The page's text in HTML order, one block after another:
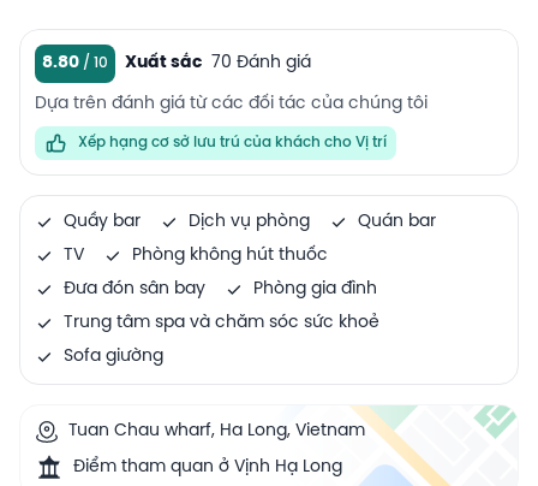
8.80 Xuất sắc 70 Đánh giá
Dựa trên đánh giá từ các đối tác của chúng tôi
Xếp hạng cơ sở lưu trú của khách cho Vị trí
Quầy bar Dịch vụ phòng
Quán bar
TV
Phòng không hút thuốc
Đưa đón sân bay
Phòng gia đình
Trung tâm spa và chăm sóc sức khoẻ
Sofa giường
Tuan Chau wharf, Ha Long, Vietnam
Điểm tham quan ở Vịnh Hạ Long